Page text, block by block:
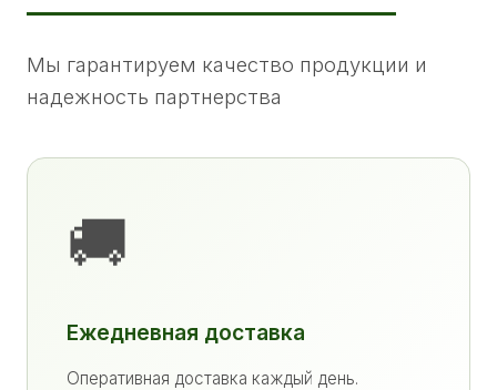
Мы гарантируем качество продукции и
надежность партнерства
🚚
Ежедневная доставка
Оперативная доставка каждый день.